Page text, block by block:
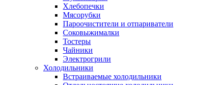
Хлебопечки
Мясорубки
Пароочистители и отпариватели
Соковыжималки
Тостеры
Чайники
Электрогрили
Холодильники
Встраиваемые холодильники